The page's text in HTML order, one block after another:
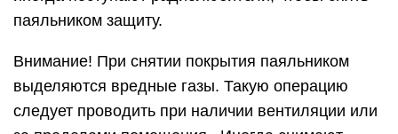
паяльником защиту.
Внимание! При снятии покрытия паяльником
выделяются вредные газы. Такую операцию
следует проводить при наличии вентиляции или